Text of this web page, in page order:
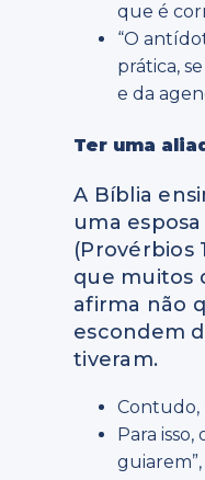
que é
“O
prática,
e da
Ter uma
A Bíblia
uma
(Provérbios
que muitos
afirma não
escondem
tiveram.
Contudo,
Para